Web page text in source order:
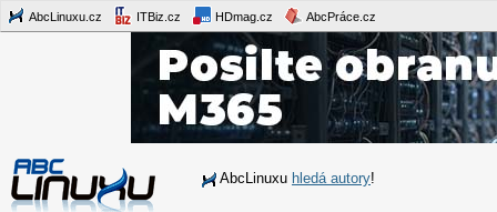
AbcLinuxu.cz ITBiz.cz HDmag.cz AbcPráce.cz
AbcLinuxu hledá autory!